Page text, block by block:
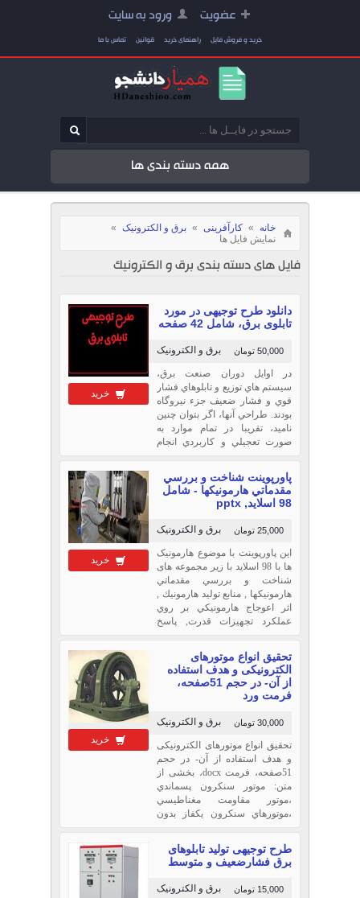
عضویت ورود به سایت
خرید و فروش فایل راهنمای خرید قوانین تماس با ما
همه دسته بندی ها
خانه » کارآفرینی » برق و الکترونیک »
نمایش فایل ها
فایل های دسته بندی برق و الکترونیک
خرید
دانلود طرح توجیهی در مورد
تابلوی برق، شامل 42 صفحه
برق و الکترونیک 50,000 تومان
در اوايل دوران صنعت برق،
سيستم هاي توزيع و تابلوهاي فشار
قوي و فشار ضعيف جزء نيروگاه
بودند. طراحي آنها، اگر بتوان چنين
ناميد، تقريبا در تمام موارد به
صورت تعجيلي و كاربردي انجام
افزايش تقاضا و مصرف كننده
هركدام به صورت يك بخش جداگانه
درآمده اند كه با پيشرفت علم و
تكنولو
خرید
پاورپوینت شناخت و بررسي
مقدماتي هارمونيكها - شامل
98 اسلاید, pptx
برق و الکترونیک 25,000 تومان
این پاورپوینت با موضوع هارمونیک
ها با 98 اسلاید با زیر مجموعه های
شناخت و بررسي مقدماتي
هارمونيكها , منابع توليد هارمونيك ,
اثر اعوجاج هارمونيكي بر روي
عملكرد تجهيزات قدرت, پاسخ
شناسايي محل منابع هارمونيكي ,
كنترل هارمونيكها , برنامه هاي
كامپيوتري براي محاسبه هار
خرید
تحقیق انواع موتورهای
الکترونیکی و هدف استفاده
از آن- در حجم 51صفحه،
فرمت ورد
برق و الکترونیک 30,000 تومان
تحقیق انواع موتورهای الکترونیکی
و هدف استفاده از آن- در حجم
51صفحه، فرمت docx، بخشی از
متن: موتور سنكرون پسماندي
،موتور مقاومت مغناطيسي
،موتورهاي سنكرون يكفاز بدون
اونيورسال ،موتور اونيورسال ،-
موتورهاي سري جريان
متناوب،سيم پيچي قفس سنجابي
،- موتور القاء ساختمان موتور...
طرح توجيهی تولید تابلوهای
برق فشارضعیف و متوسط
برق و الکترونیک 15,000 تومان